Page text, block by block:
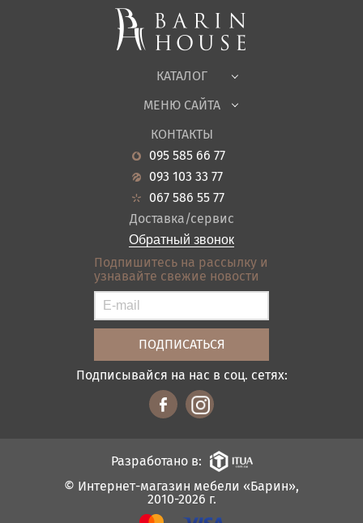
КАТАЛОГ
Корпусная мебель
Офисная мебель
Садовая мебель
Гостиная
Кухня
Прихожие
Ванная
Акции
МЕНЮ САЙТА
О нас
Новости
Гарантия
Кредит
Оплата и доставка
Отзывы
Контакты
Карта сайта
Условия покупки
КОНТАКТЫ
095 585 66 77
093 103 33 77
067 586 55 77
Доставка/сервис
Обратный звонок
Подпишитесь на рассылку и
узнавайте свежие новости
Подписывайся на нас в соц. сетях:
© Интернет-магазин мебели «Барин»,
2010-2026 г.
Разработано в: